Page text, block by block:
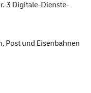
3 Digitale-Dienste-
Post und Eisenbahnen